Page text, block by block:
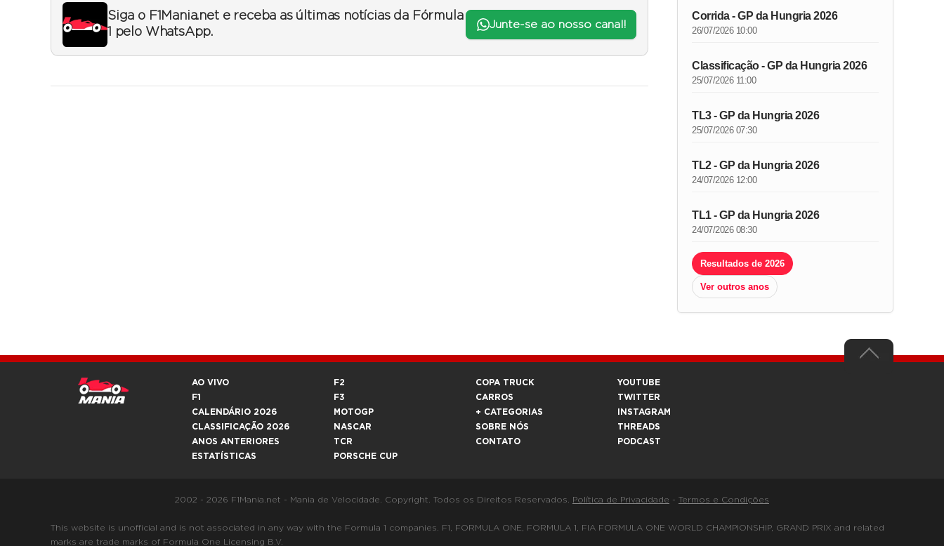
Siga o F1Mania.net e receba as últimas notícias da Fórmula
1 pelo WhatsApp.
Junte-se ao nosso canal!
Corrida - GP da Hungria 2026
26/07/2026 10:00
Classificação - GP da Hungria 2026
25/07/2026 11:00
TL3 - GP da Hungria 2026
25/07/2026 07:30
TL2 - GP da Hungria 2026
24/07/2026 12:00
TL1 - GP da Hungria 2026
24/07/2026 08:30
Resultados de 2026
Ver outros anos
AO VIVO
F1
CALENDÁRIO 2026
CLASSIFICAÇÃO 2026
ANOS ANTERIORES
ESTATÍSTICAS
F2
F3
MOTOGP
NASCAR
TCR
PORSCHE CUP
COPA TRUCK
CARROS
+ CATEGORIAS
SOBRE NÓS
CONTATO
YOUTUBE
TWITTER
INSTAGRAM
THREADS
PODCAST
2002 - 2026 F1Mania.net - Mania de Velocidade. Copyright. Todos os Direitos Reservados. Política de Privacidade - Termos e Condições
This website is unofficial and is not associated in any way with the Formula 1 companies. F1, FORMULA ONE, FORMULA 1, FIA FORMULA ONE WORLD CHAMPIONSHIP, GRAND PRIX and related
marks are trade marks of Formula One Licensing B.V.